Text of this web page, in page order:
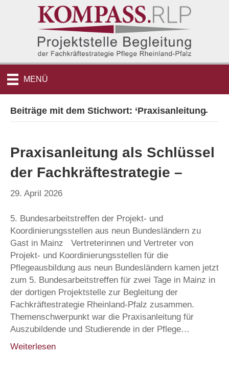
MENÜ
Beiträge mit dem Stichwort: ‘Praxisanleitung̵
Praxisanleitung als Schlüssel
der Fachkräftestrategie –
29. April 2026
5. Bundesarbeitstreffen der Projekt- und
Koordinierungsstellen aus neun Bundesländern zu
Gast in Mainz Vertreterinnen und Vertreter von
Projekt- und Koordinierungsstellen für die
Pflegeausbildung aus neun Bundesländern kamen jetzt
zum 5. Bundesarbeitstreffen für zwei Tage in Mainz in
der dortigen Projektstelle zur Begleitung der
Fachkräftestrategie Rheinland-Pfalz zusammen.
Themenschwerpunkt war die Praxisanleitung für
Auszubildende und Studierende in der Pflege…
Weiterlesen